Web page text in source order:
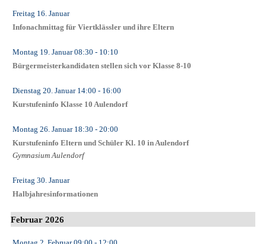
Freitag 16. Januar
Infonachmittag für Viertklässler und ihre Eltern
Montag 19. Januar08:30 - 10:10
Bürgermeisterkandidaten stellen sich vor Klasse 8-10
Dienstag 20. Januar14:00 - 16:00
Kurstufeninfo Klasse 10 Aulendorf
Montag 26. Januar18:30 - 20:00
Kurstufeninfo Eltern und Schüler Kl. 10 in Aulendorf
Gymnasium Aulendorf
Freitag 30. Januar
Halbjahresinformationen
Februar 2026